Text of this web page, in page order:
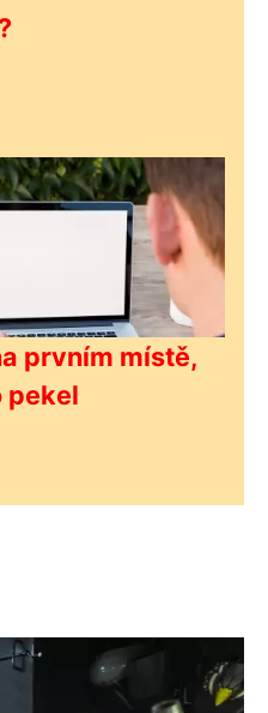
prvním místě,
pekel